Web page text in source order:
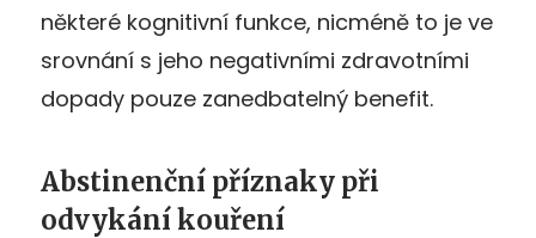
některé kognitivní funkce, nicméně to je ve
srovnání s jeho negativními zdravotními
dopady pouze zanedbatelný benefit.
Abstinenční příznaky při
odvykání kouření